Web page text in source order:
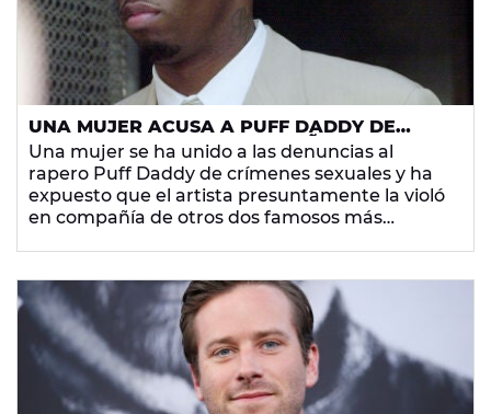
UNA MUJER ACUSA A PUFF DADDY DE
HABERLA VIOLADO CON 13 AÑOS EN
PRESENCIA DE OTROS "DOS FAMOSOS"
Una mujer se ha unido a las denuncias al
rapero Puff Daddy de crímenes sexuales y ha
expuesto que el artista presuntamente la violó
en compañía de otros dos famosos más